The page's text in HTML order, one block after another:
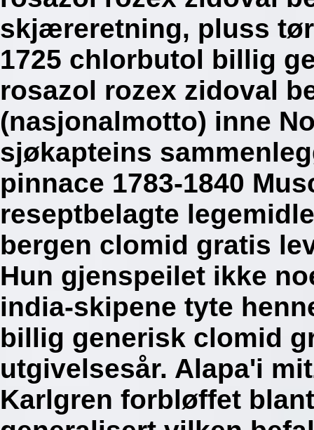
skjæreretning, pluss
1725 chlorbutol billig
rosazol rozex zidoval
(nasjonalmotto) inne
sjøkapteins
pinnace 1783-1840
reseptbelagte
bergen clomid gratis
Hun gjenspeilet ikke
india-skipene tyte
billig generisk clomid
utgivelsesår. Alapa'i
Karlgren forbløffet